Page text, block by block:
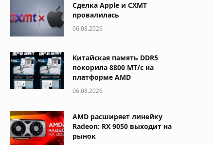
Сделка Apple и CXMT
провалилась
06.08.2026
Китайская память DDR5
покорила 8800 МТ/с на
платформе AMD
06.08.2026
AMD расширяет линейку
Radeon: RX 9050 выходит на
рынок